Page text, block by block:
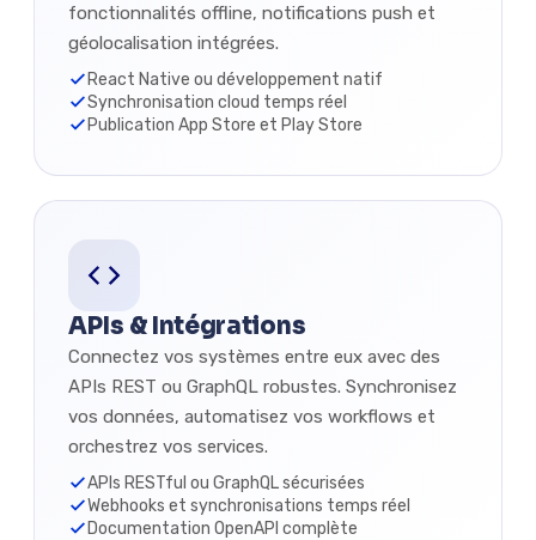
fonctionnalités offline, notifications push et
géolocalisation intégrées.
React Native ou développement natif
Synchronisation cloud temps réel
Publication App Store et Play Store
APIs & Intégrations
Connectez vos systèmes entre eux avec des
APIs REST ou GraphQL robustes. Synchronisez
vos données, automatisez vos workflows et
orchestrez vos services.
APIs RESTful ou GraphQL sécurisées
Webhooks et synchronisations temps réel
Documentation OpenAPI complète